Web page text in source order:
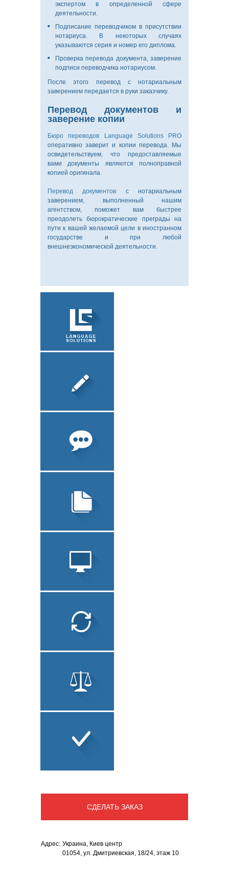
экспертом в определенной сфере
деятельности.
Подписание переводчиком в присутствии
нотариуса. В некоторых случаях
указываются серия и номер его диплома.
Проверка перевода документа, заверение
подписи переводчика нотариусом.
После этого перевод с нотариальным
заверением передается в руки заказчику.
Перевод документов и
заверение копии
Бюро переводов Language Solutions PRO
оперативно заверит и копии перевода. Мы
освидетельствуем, что предоставляемые
вами документы являются полноправной
копией оригинала.
Перевод документов с нотариальным
заверением, выполненный нашим
агентством, поможет вам быстрее
преодолеть бюрократические преграды на
пути к вашей желаемой цели в иностранном
государстве и при любой
внешнеэкономической деятельности.
О
КОМПАНИИ
ПИСЬМЕННЫЙ
ПЕРЕВОД
ЗАВЕРЕНИЕ
ДОКУМЕНТОВ
ЛОКАЛИЗАЦИЯ
ПО
ТЕХНИЧЕСКИЙ
ПЕРЕВОД
СОПУТСТВУЮЩИЕ
УСЛУГИ
СДЕЛАТЬ ЗАКАЗ
Адрес: Украина, Киев центр
01054, ул. Дмитриевская, 18/24, этаж 10